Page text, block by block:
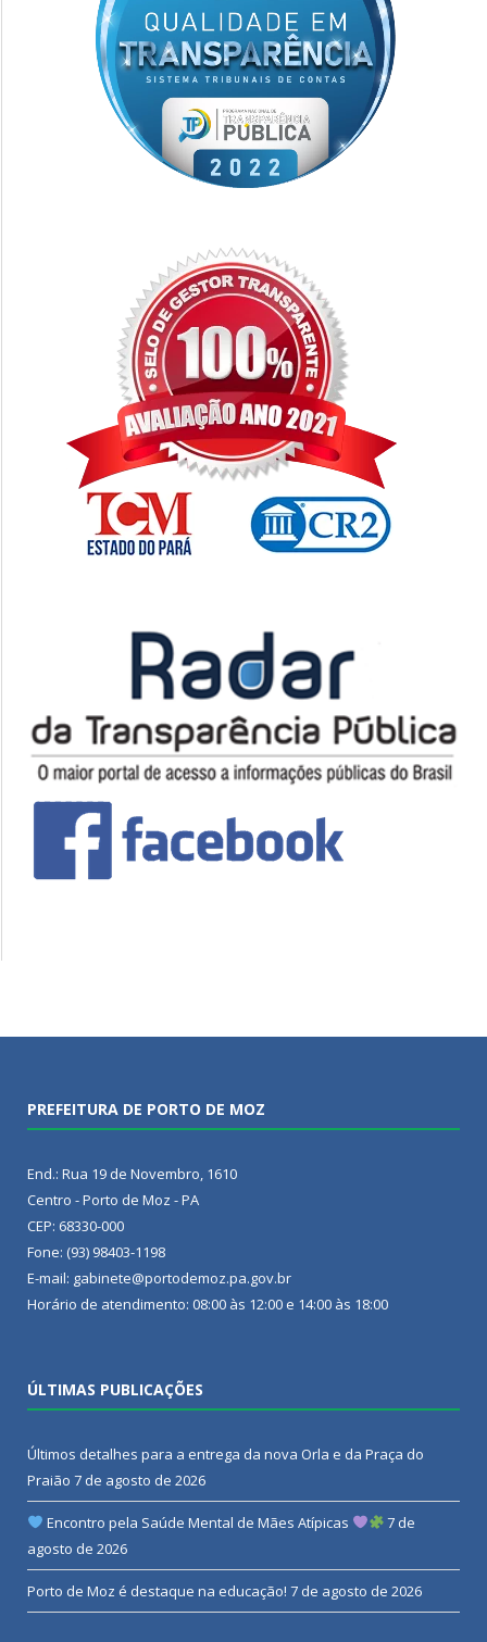
PREFEITURA DE PORTO DE MOZ
End.: Rua 19 de Novembro, 1610
Centro - Porto de Moz - PA
CEP: 68330-000
Fone: (93) 98403-1198
E-mail: gabinete@portodemoz.pa.gov.br
Horário de atendimento: 08:00 às 12:00 e 14:00 às 18:00
ÚLTIMAS PUBLICAÇÕES
Últimos detalhes para a entrega da nova Orla e da Praça do
Praião 7 de agosto de 2026
Encontro pela Saúde Mental de Mães Atípicas
7 de
agosto de 2026
Porto de Moz é destaque na educação! 7 de agosto de 2026